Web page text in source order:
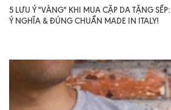
5 LƯU Ý "VÀNG" KHI MUA CẶP DA TẶNG
Ý NGHĨA & ĐÚNG CHUẨN MADE IN ITALY!